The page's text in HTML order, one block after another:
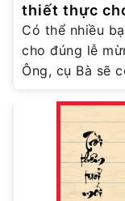
thiết thực
Có thể nhiều
cho đúng lễ
Ông, cụ Bà sẽ